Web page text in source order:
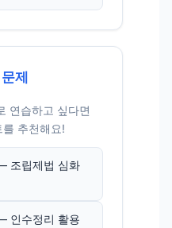
제
연습하고 싶다면
추천해요!
조립제법 심화
인수정리 활용